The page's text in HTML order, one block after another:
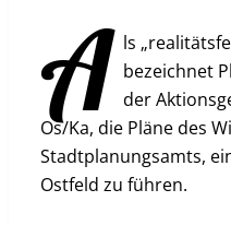
A ls
bezeichnet
der
Os/Ka, die Pläne des
Stadtplanungsamts,
Ostfeld zu führen.